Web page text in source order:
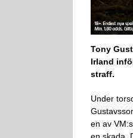
Tony
Irland
straff.
Under
en av
en skada.